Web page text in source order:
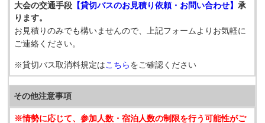
大会の交通手段 【貸切バスのお見積り依頼・お問い合わせ】承
ります。
お見積りのみでも構いませんので、上記フォームよりお気軽に
ご連絡ください。
※貸切バス取消料規定はこちらをご確認ください
その他注意事項
※情勢に応じて、参加人数・宿泊人数の制限を行う可能性がご